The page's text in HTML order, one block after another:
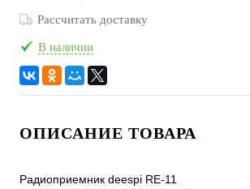
Рассчитать доставку
В наличии
ОПИСАНИЕ ТОВАРА
Радиоприемник deespi RE-11